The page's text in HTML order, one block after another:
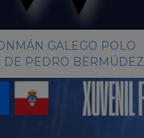
GALEGO POLO
DE PEDRO BERMÚDEZ